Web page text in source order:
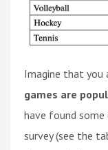
Imagine that you
games are
have found
survey (see the